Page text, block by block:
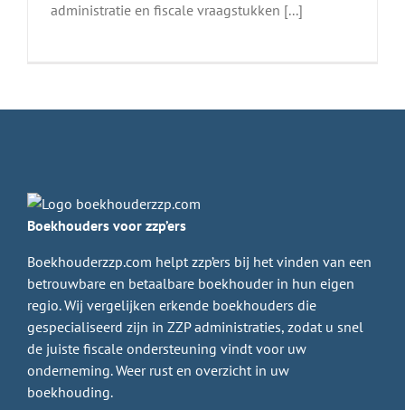
administratie en fiscale vraagstukken [...]
Boekhouders voor zzp’ers
Boekhouderzzp.com helpt zzp’ers bij het vinden van een
betrouwbare en betaalbare boekhouder in hun eigen
regio. Wij vergelijken erkende boekhouders die
gespecialiseerd zijn in ZZP administraties, zodat u snel
de juiste fiscale ondersteuning vindt voor uw
onderneming. Weer rust en overzicht in uw
boekhouding.